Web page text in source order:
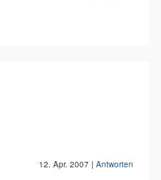
12. Apr. 2007 | Antworten